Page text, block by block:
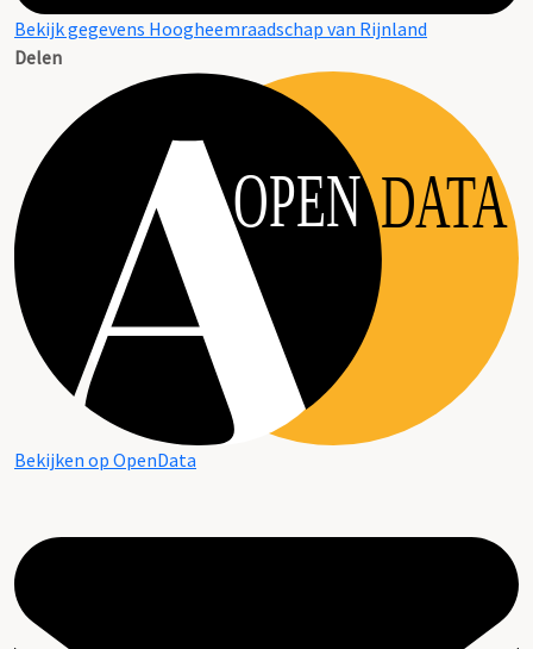
Bekijk gegevens Hoogheemraadschap van Rijnland
Delen
OPEN DATA
Bekijken op OpenData